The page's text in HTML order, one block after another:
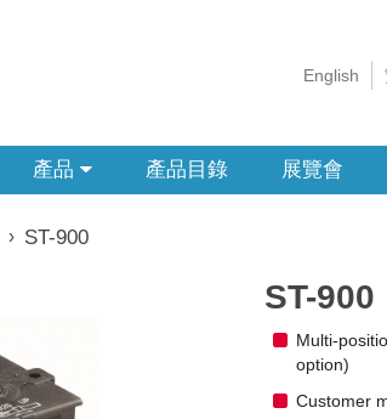
English
產品 產品目錄 展覽會
› ST-900
ST-900
Multi-
option)
Customer